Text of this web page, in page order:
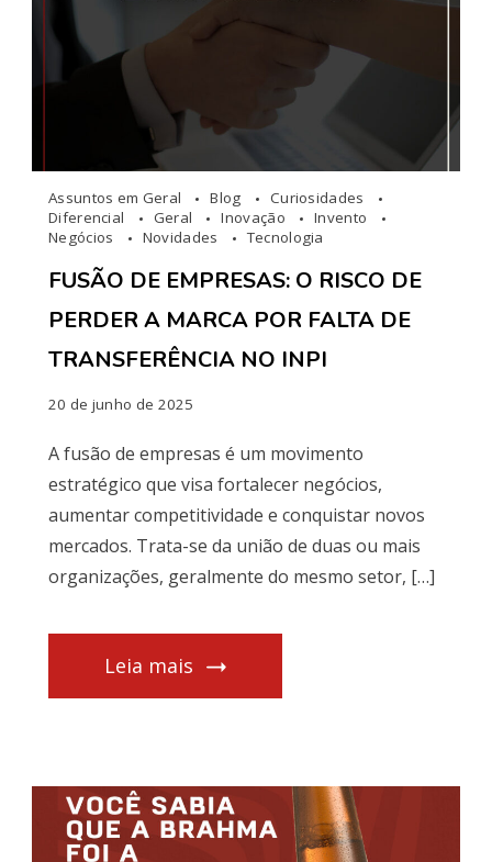
Assuntos em Geral Blog
Curiosidades
Diferencial
Geral Inovação
Invento
Negócios
Novidades Tecnologia
FUSÃO DE EMPRESAS: O RISCO DE
PERDER A MARCA POR FALTA DE
TRANSFERÊNCIA NO INPI
20 de junho de 2025
A fusão de empresas é um movimento
estratégico que visa fortalecer negócios,
aumentar competitividade e conquistar novos
mercados. Trata-se da união de duas ou mais
organizações, geralmente do mesmo setor, […]
Leia mais